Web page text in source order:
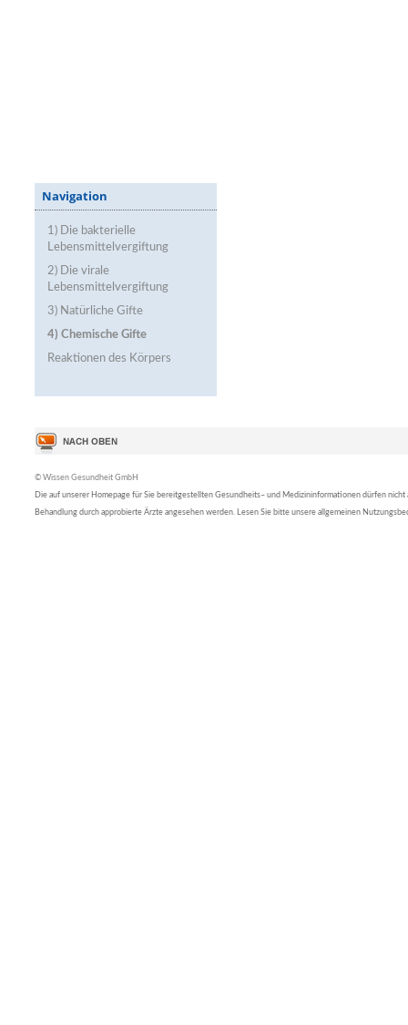
Navigation
1) Die bakterielle
Lebensmittelvergiftung
2) Die virale
Lebensmittelvergiftung
3) Natürliche Gifte
4) Chemische Gifte
Reaktionen des Körpers
© Wissen Gesundheit GmbH
Die auf unserer Homepage für Sie bereitgestellten Gesundheits– und Medizininformationen dürfen nicht
Behandlung durch approbierte Ärzte angesehen werden. Lesen Sie bitte unsere allgemeinen